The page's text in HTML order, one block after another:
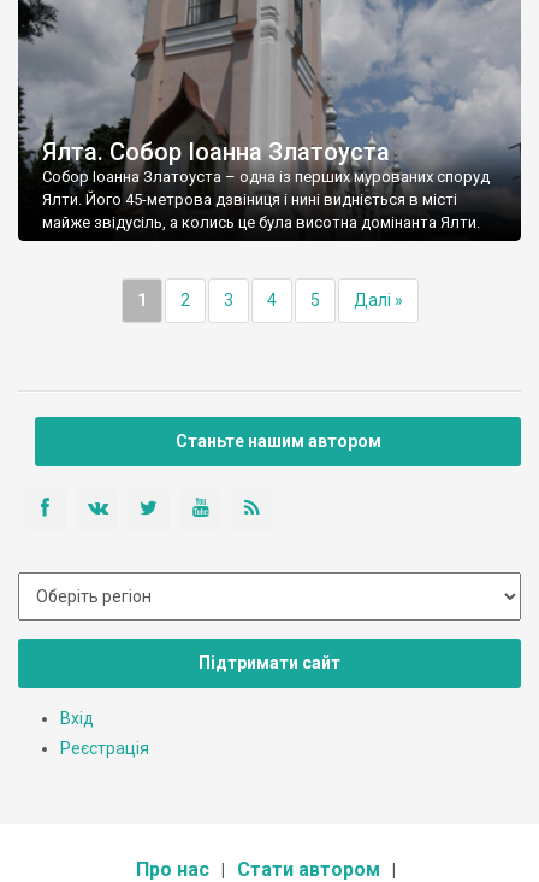
Ялта. Собор Іоанна Златоуста
Собор Іоанна Златоуста – одна із перших мурованих споруд
Ялти. Його 45-метрова дзвіниця і нині видніється в місті
майже звідусіль, а колись це була висотна домінанта Ялти.
1 2 3 4 5 Далі »
Станьте нашим автором
Підтримати сайт
Вхід
Реєстрація
Про нас Стати автором